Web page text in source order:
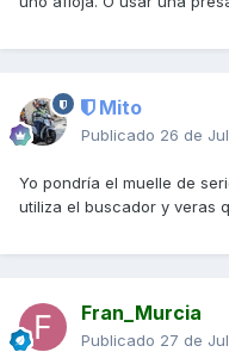
Mito
Publicado 26 de
Yo pondría el muelle de
utiliza el buscador y veras
Fran_Murcia
Publicado 27 de